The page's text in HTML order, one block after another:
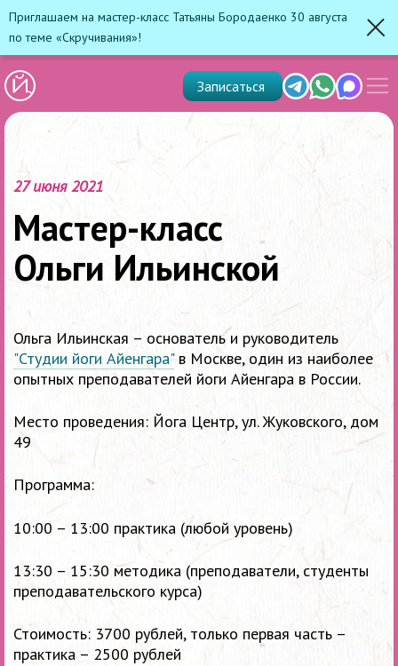
Приглашаем на мастер-класс Татьяны Бородаенко 30 августа
по теме «Скручивания»!
TelegramWhats'app
Max
Записаться
меню
27 июня 2021
Мастер-класс
Ольги Ильинской
Ольга Ильинская – основатель и руководитель
"Студии йоги Айенгара"в Москве, один из наиболее
опытных преподавателей йоги Айенгара в России.
Место проведения: Йога Центр, ул. Жуковского, дом
49
Программа:
10:00 – 13:00 практика (любой уровень)
13:30 – 15:30 методика (преподаватели, студенты
преподавательского курса)
Стоимость: 3700 рублей, только первая часть –
практика – 2500 рублей